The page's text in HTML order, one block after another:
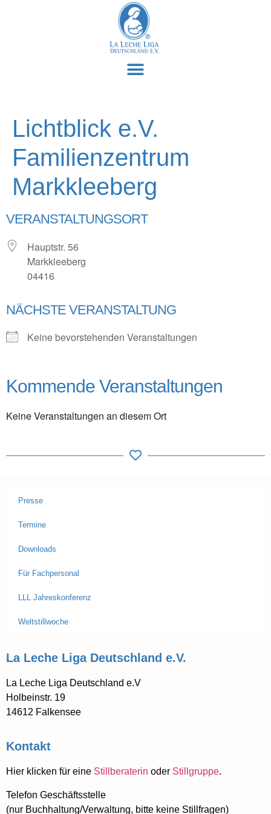
Lichtblick e.V.
Familienzentrum
Markkleeberg
VERANSTALTUNGSORT
Hauptstr. 56
Markkleeberg
04416
NÄCHSTE VERANSTALTUNG
Keine bevorstehenden Veranstaltungen
Kommende Veranstaltungen
Keine Veranstaltungen an diesem Ort
Presse
Termine
Downloads
Für Fachpersonal
LLL Jahreskonferenz
Weltstillwoche
La Leche Liga Deutschland e.V.
La Leche Liga Deutschland e.V
Holbeinstr. 19
14612 Falkensee
Kontakt
Hier klicken für eine Stillberaterin oder Stillgruppe.
Telefon Geschäftsstelle
(nur Buchhaltung/Verwaltung, bitte keine Stillfragen)